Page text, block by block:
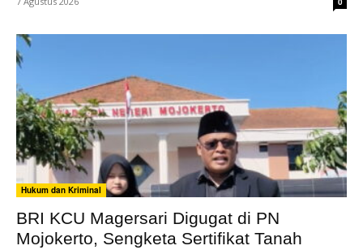
Hukum dan Kriminal
BRI KCU Magersari Digugat di PN
Mojokerto, Sengketa Sertifikat Tanah